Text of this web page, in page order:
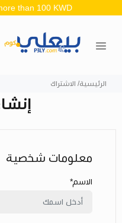
than 100 KWD
الرئيسية الاشتراك
معلومات شخصية
الاسم*